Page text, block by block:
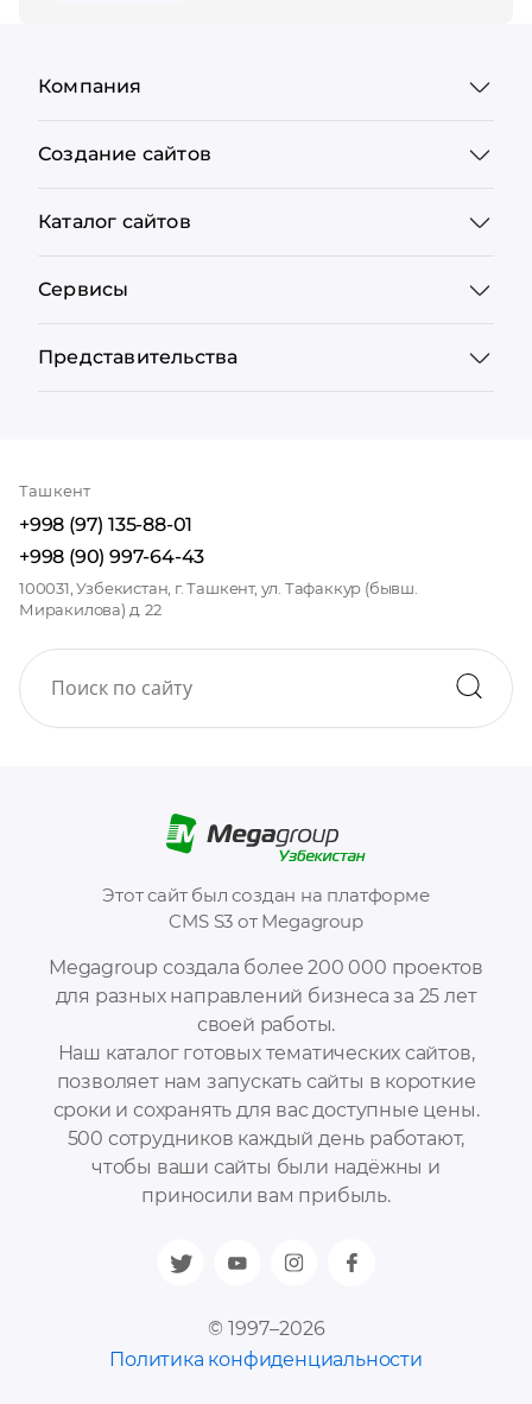
Megagroup создала более 200 000 проектов
для разных направлений бизнеса за 25 лет
своей работы.
Наш каталог готовых тематических сайтов,
позволяет нам запускать сайты в короткие
сроки и сохранять для вас доступные цены.
500 сотрудников каждый день работают,
чтобы ваши сайты были надёжны и
приносили вам прибыль.
© 1997–2026
Политика конфиденциальности
Этот сайт был создан на платформе
CMS S3 от Megagroup
Компания
Создание сайтов
Каталог сайтов
Сервисы
Представительства
Ташкент
+998 (97) 135-88-01
+998 (90) 997-64-43
100031, Узбекистан, г. Ташкент, ул. Тафаккур (бывш.
Миракилова) д. 22